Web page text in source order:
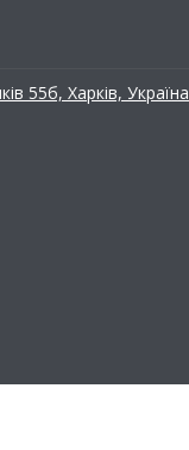
55б, Харків, Україна